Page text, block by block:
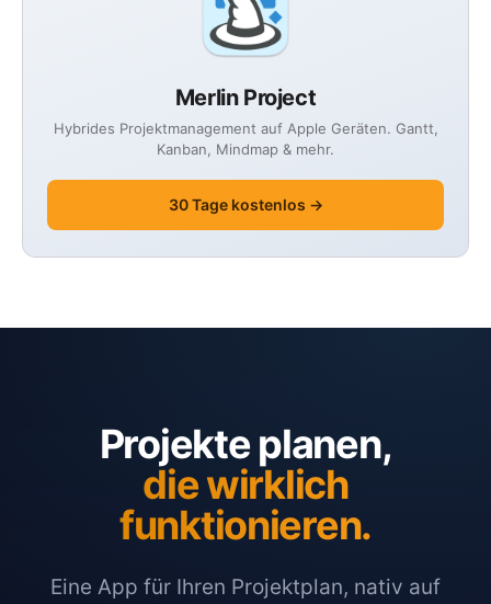
Merlin Project
Hybrides Projektmanagement auf Apple Geräten. Gantt,
Kanban, Mindmap & mehr.
30 Tage kostenlos →
Projekte planen,
die wirklich
funktionieren.
Eine App für Ihren Projektplan, nativ auf